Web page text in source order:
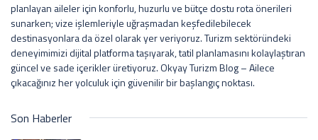
planlayan aileler için konforlu, huzurlu ve bütçe dostu rota önerileri
sunarken; vize işlemleriyle uğraşmadan keşfedilebilecek
destinasyonlara da özel olarak yer veriyoruz. Turizm sektöründeki
deneyimimizi dijital platforma taşıyarak, tatil planlamasını kolaylaştıran
güncel ve sade içerikler üretiyoruz. Okyay Turizm Blog – Ailece
çıkacağınız her yolculuk için güvenilir bir başlangıç noktası.
Son Haberler